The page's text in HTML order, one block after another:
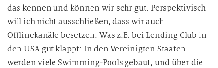
das kennen und können wir sehr gut. Perspektivisch
will ich nicht ausschließen, dass wir auch
Offlinekanäle besetzen. Was z.B. bei Lending Club in
den USA gut klappt: In den Vereinigten Staaten
werden viele Swimming-Pools gebaut, und über die